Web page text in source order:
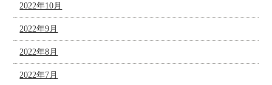
2022年10月
2022年9月
2022年8月
2022年7月